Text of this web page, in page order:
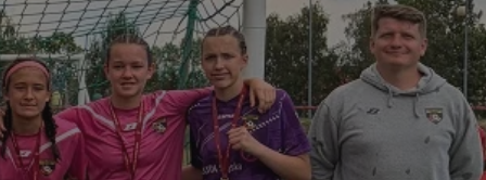
sesji.
sesji.
sesji.
Cookie-
dotyczących
to konieczne,
poprawnie.